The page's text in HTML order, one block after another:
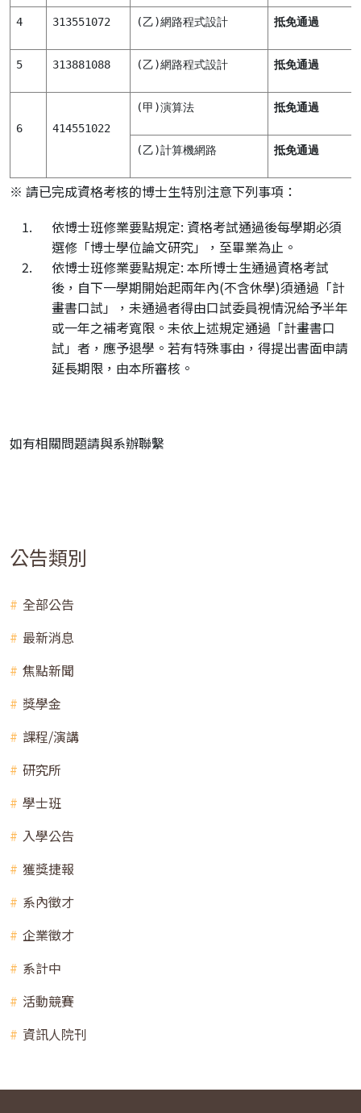
4 313551072 (乙)網路程式設計 抵免通過
5 313881088 (乙)網路程式設計 抵免通過
6 414551022
(甲)演算法 抵免通過
(乙)計算機網路 抵免通過
※ 請已完成資格考核的博士生特別注意下列事項：
依博士班修業要點規定: 資格考試通過後每學期必須
選修「博士學位論文研究」，至畢業為止。
依博士班修業要點規定: 本所博士生通過資格考試
後，自下一學期開始起兩年內(不含休學)須通過「計
畫書口試」，未通過者得由口試委員視情況給予半年
或一年之補考寬限。未依上述規定通過「計畫書口
試」者，應予退學。若有特殊事由，得提出書面申請
延長期限，由本所審核。
如有相關問題請與系辦聯繫
公告類別
全部公告
最新消息
焦點新聞
獎學金
課程/演講
研究所
學士班
入學公告
獲獎捷報
系內徵才
企業徵才
系計中
活動競賽
資訊人院刊